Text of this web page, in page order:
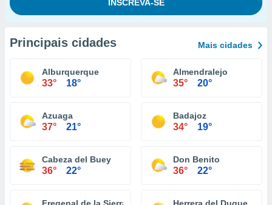
Principais cidades Mais cidades
Alburquerque
33° 18°
Almendralejo
35° 20°
Azuaga
37° 21°
Badajoz
34° 19°
Cabeza del Buey
36° 22°
Don Benito
36° 22°